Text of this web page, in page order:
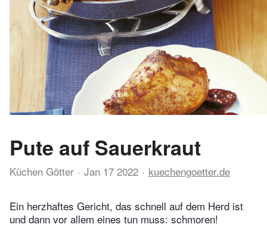
Pute auf Sauerkraut
Küchen Götter Jan 17 2022 kuechengoetter.de
Ein herzhaftes Gericht, das schnell auf dem Herd ist
und dann vor allem eines tun muss: schmoren!